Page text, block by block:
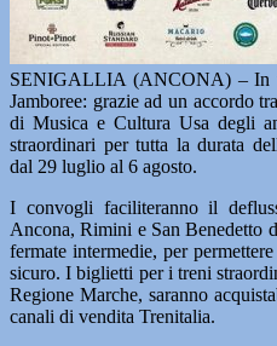
SENIGALLIA (ANCONA) – In
Jamboree: grazie ad un accordo
di Musica e Cultura Usa degli
straordinari per tutta la durata
dal 29 luglio al 6 agosto.
I convogli faciliteranno il
Ancona, Rimini e San Benedetto
fermate intermedie, per
sicuro. I biglietti per i treni
Regione Marche, saranno
canali di vendita Trenitalia.